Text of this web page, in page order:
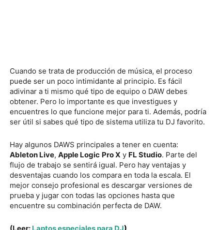
Cuando se trata de producción de música, el proceso
puede ser un poco intimidante al principio. Es fácil
adivinar a ti mismo qué tipo de equipo o DAW debes
obtener. Pero lo importante es que investigues y
encuentres lo que funcione mejor para ti. Además, podría
ser útil si sabes qué tipo de sistema utiliza tu DJ favorito.
Hay algunos DAWS principales a tener en cuenta:
Ableton Live, Apple Logic Pro X y FL Studio. Parte del
flujo de trabajo se sentirá igual. Pero hay ventajas y
desventajas cuando los compara en toda la escala. El
mejor consejo profesional es descargar versiones de
prueba y jugar con todas las opciones hasta que
encuentre su combinación perfecta de DAW.